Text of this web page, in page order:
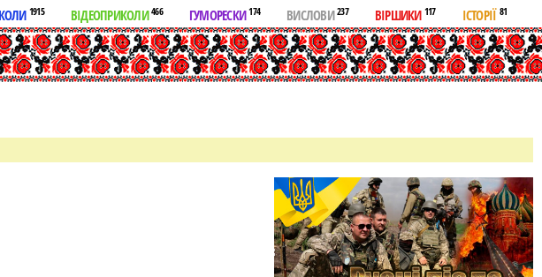
1915 ВІДЕОПРИКОЛИ466 ГУМОРЕСКИ174 ВИСЛОВИ237 ВІРШИКИ 117 ІСТОРІЇ 81